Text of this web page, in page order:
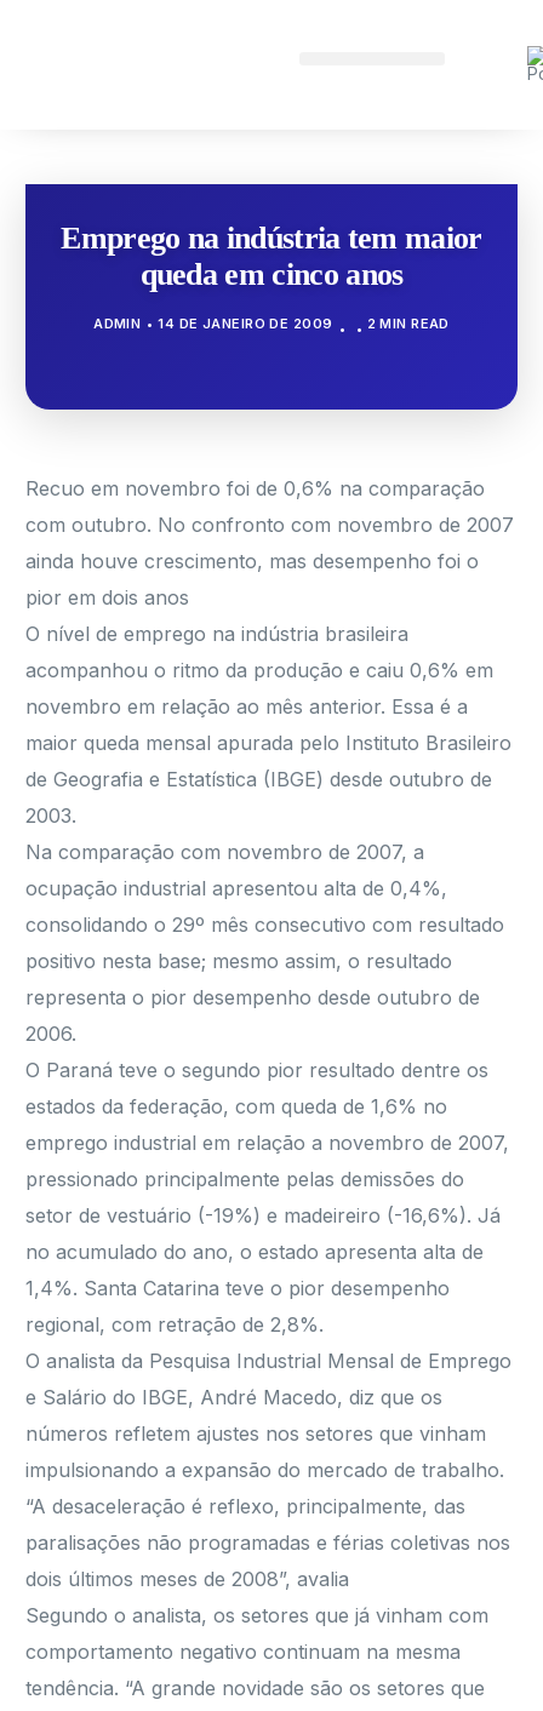
Emprego na indústria tem maior
queda em cinco anos
ADMIN 14 DE JANEIRO DE 2009 2 MIN READ
Recuo em novembro foi de 0,6% na comparação
com outubro. No confronto com novembro de 2007
ainda houve crescimento, mas desempenho foi o
pior em dois anos
O nível de emprego na indústria brasileira
acompanhou o ritmo da produção e caiu 0,6% em
novembro em relação ao mês anterior. Essa é a
maior queda mensal apurada pelo Instituto Brasileiro
de Geografia e Estatística (IBGE) desde outubro de
2003.
Na comparação com novembro de 2007, a
ocupação industrial apresentou alta de 0,4%,
consolidando o 29º mês consecutivo com resultado
positivo nesta base; mesmo assim, o resultado
representa o pior desempenho desde outubro de
2006.
O Paraná teve o segundo pior resultado dentre os
estados da federação, com queda de 1,6% no
emprego industrial em relação a novembro de 2007,
pressionado principalmente pelas demissões do
setor de vestuário (-19%) e madeireiro (-16,6%). Já
no acumulado do ano, o estado apresenta alta de
1,4%. Santa Catarina teve o pior desempenho
regional, com retração de 2,8%.
O analista da Pesquisa Industrial Mensal de Emprego
e Salário do IBGE, André Macedo, diz que os
números refletem ajustes nos setores que vinham
impulsionando a expansão do mercado de trabalho.
“A desaceleração é reflexo, principalmente, das
paralisações não programadas e férias coletivas nos
dois últimos meses de 2008”, avalia
Segundo o analista, os setores que já vinham com
comportamento negativo continuam na mesma
tendência. “A grande novidade são os setores que